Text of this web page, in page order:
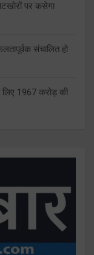
पर कसेगा
संचालित हो
लिए 1967 करोड़ की